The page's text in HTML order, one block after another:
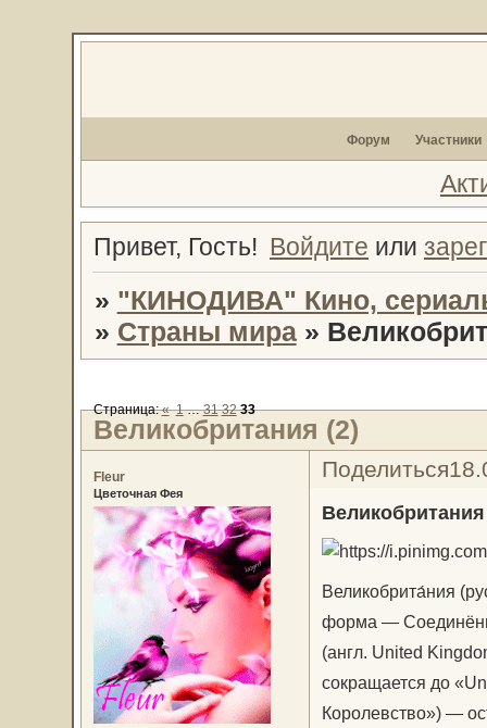
Форум Участники
Привет, Гость! Войдите или
» "КИНОДИВА" Кино,
» Страны мира »
Великобритания (2)
Страница:« 1 … 31 32 33
Поделиться
Fleur
Цветочная Фея
Великобритания
Великобрита́ния
форма —
(англ. United
сокращается до
Королевство») —